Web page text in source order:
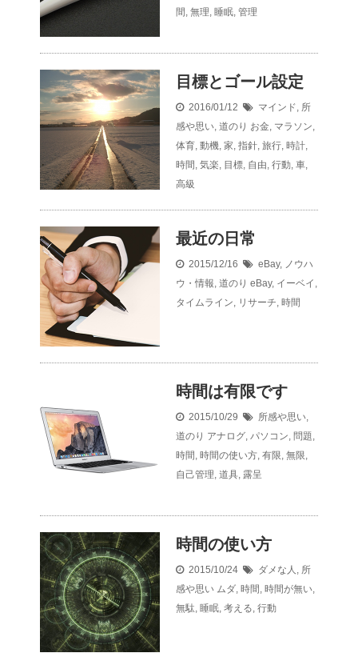
間 , 無理, 睡眠, 管理
目標とゴール設定
2016/01/12 マインド, 所
感や思い, 道のり お金, マラソン,
体育, 動機, 家, 指針, 旅行, 時計,
時間 , 気楽, 目標, 自由, 行動, 車,
高級
最近の日常
2015/12/16 eBay, ノウハ
ウ・情報, 道のり eBay, イーベイ ,
タイムライン, リサーチ, 時間
時間は有限です
2015/10/29 所感や思い,
道のり アナログ, パソコン, 問題,
時間 , 時間の使い方, 有限, 無限,
自己管理, 道具, 露呈
時間の使い方
2015/10/24 ダメな人 , 所
感や思い ムダ, 時間 , 時間が無い,
無駄, 睡眠, 考える, 行動